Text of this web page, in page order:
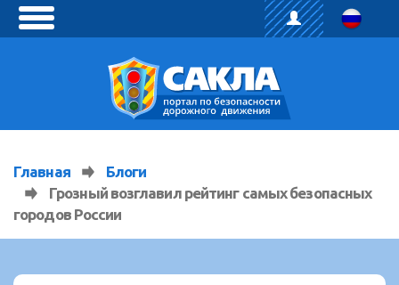
toggle
Главная
Блоги
Грозный возглавил рейтинг самых безопасных
городов России